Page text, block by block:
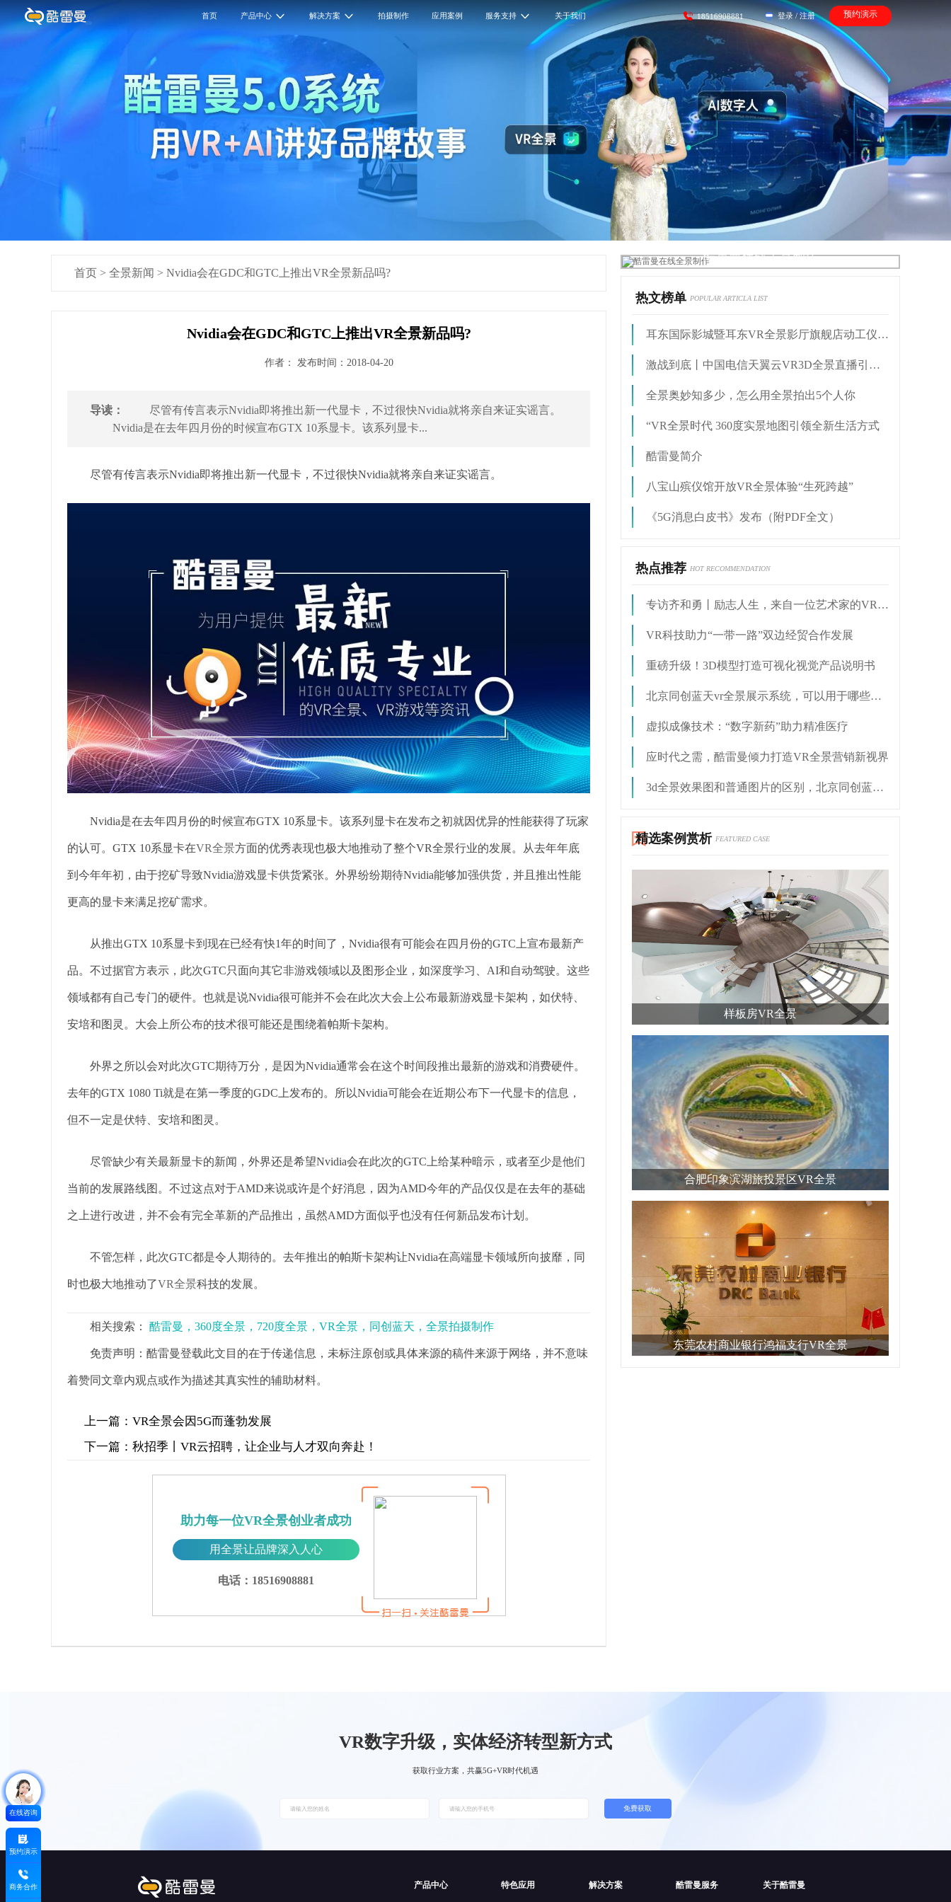
首页 产品中心 解决方案 拍摄制作 应用案例 服务支持 关于我们 18516908881 登录 / 注册 预约演示
首页 > 全景新闻 > Nvidia会在GDC和GTC上推出VR全景新品吗?
Nvidia会在GDC和GTC上推出VR全景新品吗?
作者： 发布时间：2018-04-20
导读：
尽管有传言表示Nvidia即将推出新一代显卡，不过很快Nvidia就将亲自来证实谣言。
Nvidia是在去年四月份的时候宣布GTX 10系显卡。该系列显卡...
尽管有传言表示Nvidia即将推出新一代显卡，不过很快Nvidia就将亲自来证实谣言。
Nvidia是在去年四月份的时候宣布GTX 10系显卡。该系列显卡在发布之初就因优异的性能获得了玩家
的认可。GTX 10系显卡在VR全景方面的优秀表现也极大地推动了整个VR全景行业的发展。从去年年底
到今年年初，由于挖矿导致Nvidia游戏显卡供货紧张。外界纷纷期待Nvidia能够加强供货，并且推出性能
更高的显卡来满足挖矿需求。
从推出GTX 10系显卡到现在已经有快1年的时间了，Nvidia很有可能会在四月份的GTC上宣布最新产
品。不过据官方表示，此次GTC只面向其它非游戏领域以及图形企业，如深度学习、AI和自动驾驶。这些
领域都有自己专门的硬件。也就是说Nvidia很可能并不会在此次大会上公布最新游戏显卡架构，如伏特、
安培和图灵。大会上所公布的技术很可能还是围绕着帕斯卡架构。
外界之所以会对此次GTC期待万分，是因为Nvidia通常会在这个时间段推出最新的游戏和消费硬件。
去年的GTX 1080 Ti就是在第一季度的GDC上发布的。所以Nvidia可能会在近期公布下一代显卡的信息，
但不一定是伏特、安培和图灵。
尽管缺少有关最新显卡的新闻，外界还是希望Nvidia会在此次的GTC上给某种暗示，或者至少是他们
当前的发展路线图。不过这点对于AMD来说或许是个好消息，因为AMD今年的产品仅仅是在去年的基础
之上进行改进，并不会有完全革新的产品推出，虽然AMD方面似乎也没有任何新品发布计划。
不管怎样，此次GTC都是令人期待的。去年推出的帕斯卡架构让Nvidia在高端显卡领域所向披靡，同
时也极大地推动了VR全景科技的发展。
相关搜索： 酷雷曼，360度全景，720度全景，VR全景，同创蓝天，全景拍摄制作
免责声明：酷雷曼登载此文目的在于传递信息，未标注原创或具体来源的稿件来源于网络，并不意味
着赞同文章内观点或作为描述其真实性的辅助材料。
上一篇： VR全景会因5G而蓬勃发展
下一篇： 秋招季丨VR云招聘，让企业与人才双向奔赴！
助力每一位VR全景创业者成功
用全景让品牌深入人心
电话：18516908881
酷雷曼在线全景制作
热文榜单 POPULAR ARTICLA LIST
耳东国际影城暨耳东VR全景影厅旗舰店动工仪式盛大举行
激战到底丨中国电信天翼云VR3D全景直播引燃拳击热火
全景奥妙知多少，怎么用全景拍出5个人你
“VR全景时代 360度实景地图引领全新生活方式
酷雷曼简介
八宝山殡仪馆开放VR全景体验“生死跨越”
《5G消息白皮书》发布（附PDF全文）
热点推荐 HOT RECOMMENDATION
专访齐和勇丨励志人生，来自一位艺术家的VR全景创业心得
VR科技助力“一带一路”双边经贸合作发展
重磅升级！3D模型打造可视化视觉产品说明书
北京同创蓝天vr全景展示系统，可以用于哪些行业
虚拟成像技术：“数字新药”助力精准医疗
应时代之需，酷雷曼倾力打造VR全景营销新视界
3d全景效果图和普通图片的区别，北京同创蓝天提供哪些服务？
精选案例赏析 FEATURED CASE
样板房VR全景
合肥印象滨湖旅投景区VR全景
东莞农村商业银行鸿福支行VR全景
在线咨询
预约演示
商务合作
VR数字升级，实体经济转型新方式
获取行业方案，共赢5G+VR时代机遇
免费获取
产品中心 特色应用 解决方案 酷雷曼服务 关于酷雷曼